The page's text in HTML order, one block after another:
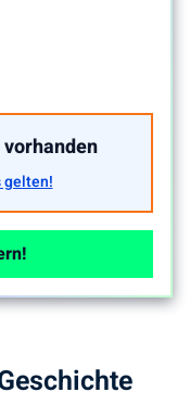
gelten!